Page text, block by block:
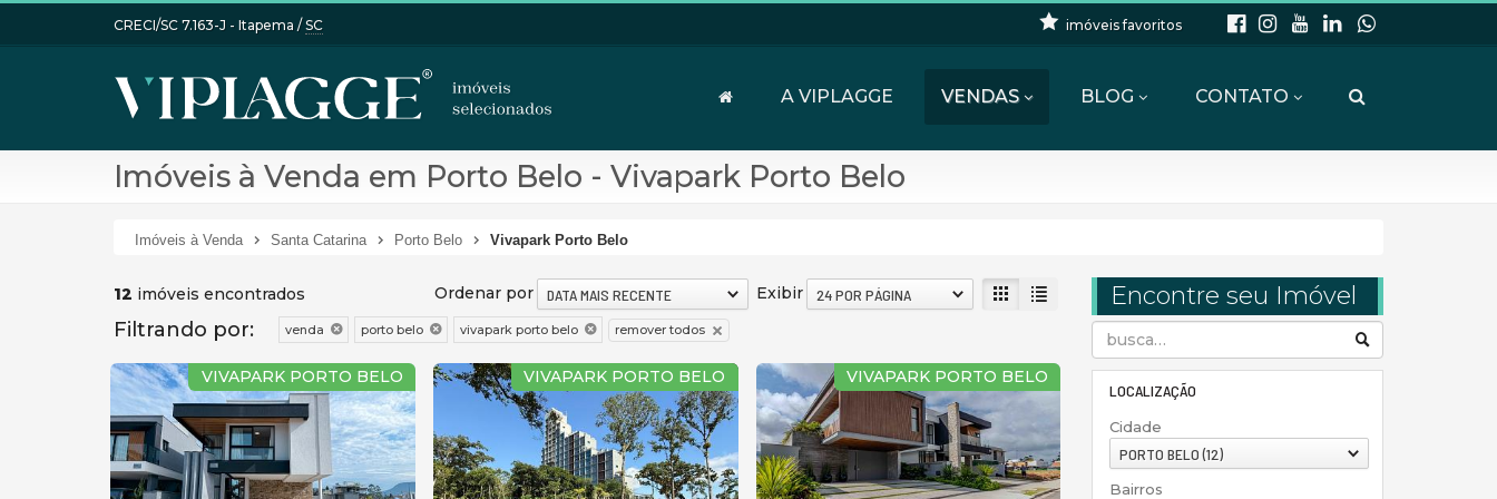
CRECI/SC 7.163-J - Itapema / SC imóveis favoritos
A VIPLAGGE VENDAS BLOG CONTATO
Imóveis à Venda em Porto Belo - Vivapark Porto Belo
Imóveis à Venda Santa Catarina Porto Belo Vivapark Porto Belo
Encontre seu Imóvel
LOCALIZAÇÃO
Cidade
PORTO BELO (12)
Bairros
12 imóveis encontrados Exibir 24 POR PÁGINA
Ordenar por DATA MAIS RECENTE
Filtrando por: venda porto belo vivapark porto belo remover todos
VIVAPARK PORTO BELO VIVAPARK PORTO BELO VIVAPARK PORTO BELO